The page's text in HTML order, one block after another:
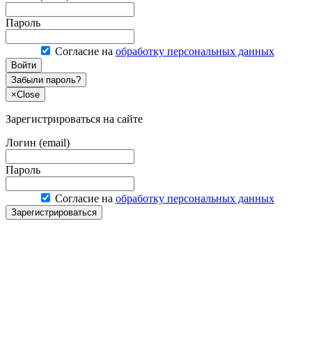
Пароль
Согласие на обработку персональных данных
Войти
Забыли пароль?
×Close
Зарегистрироваться на сайте
Логин (email)
Пароль
Согласие на обработку персональных данных
Зарегистрироваться